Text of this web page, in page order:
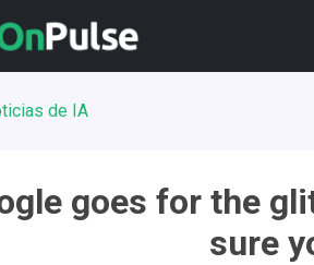
de IA
goes for the
sure